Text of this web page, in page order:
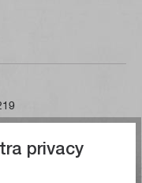
privacy